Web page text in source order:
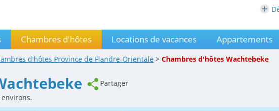
Chambres d'hôtes Locations de vacances Appartements
d'hôtes Province de Flandre-Orientale > Chambres d'hôtes Wachtebeke
Partager